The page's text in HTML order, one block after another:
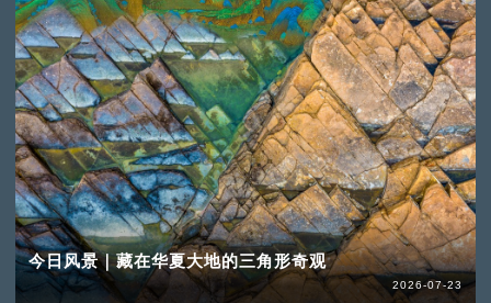
今日风景｜藏在华夏大地的三角形奇观
2026-07-23